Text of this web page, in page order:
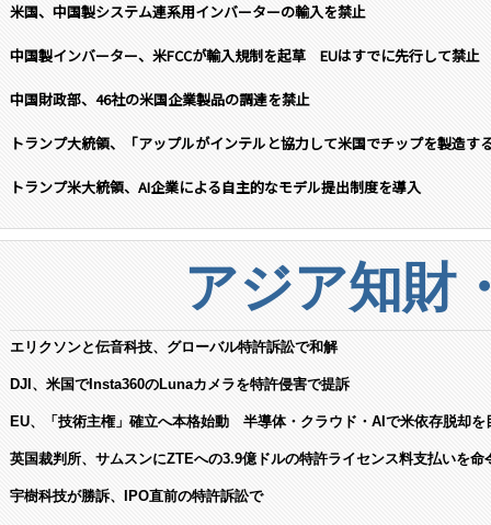
米国、中国製システム連系用インバーターの輸入を禁止
中国製インバーター、米FCCが輸入規制を起草 EUはすでに先行して禁止
中国財政部、46社の米国企業製品の調達を禁止
トランプ大統領、「アップルがインテルと協力して米国でチップを製造す
トランプ米大統領、AI企業による自主的なモデル提出制度を導入
アジア知財
エリクソンと伝音科技、グローバル特許訴訟で和解
DJI、米国でInsta360のLunaカメラを特許侵害で提訴
EU、「技術主権」確立へ本格始動 半導体・クラウド・AIで米依存脱却を
英国裁判所、サムスンにZTEへの3.9億ドルの特許ライセンス料支払いを命
宇樹科技が勝訴、IPO直前の特許訴訟で